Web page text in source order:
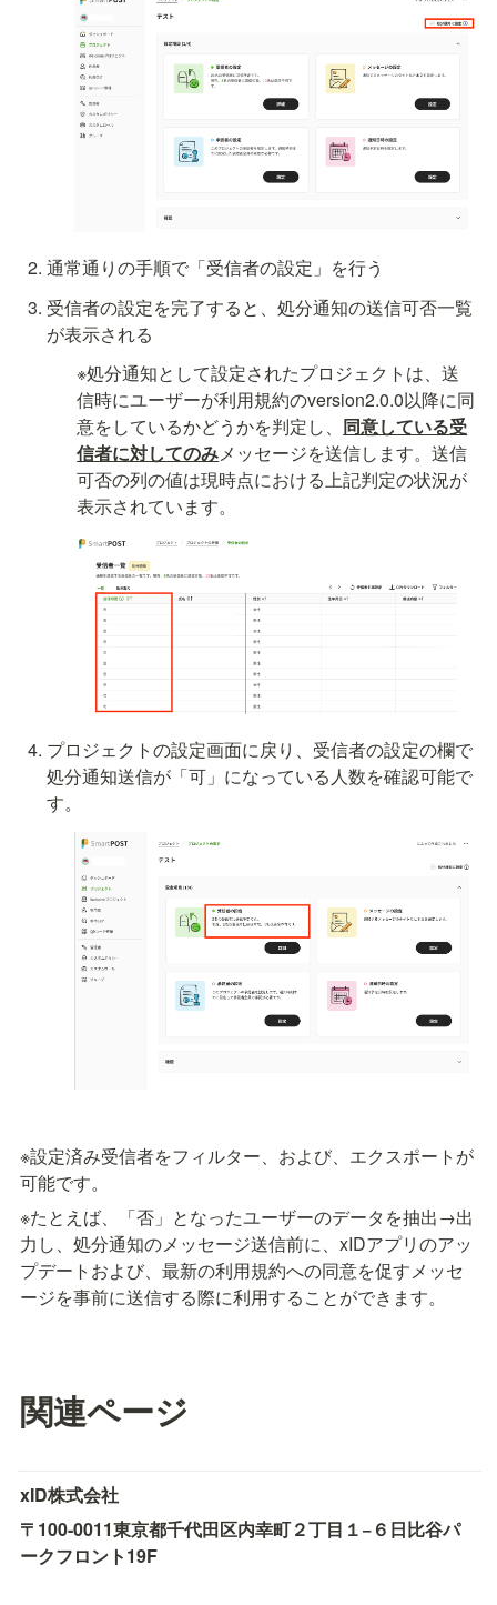
通常通りの手順で「受信者の設定」を行う
受信者の設定を完了すると、処分通知の送信可否一覧
が表示される
※処分通知として設定されたプロジェクトは、送
信時にユーザーが利用規約のversion2.0.0以降に同
意をしているかどうかを判定し、 同意している受
信者に対してのみメッセージを送信します。送信
可否の列の値は現時点における上記判定の状況が
表示されています。
プロジェクトの設定画面に戻り、受信者の設定の欄で
処分通知送信が「可」になっている人数を確認可能で
す。
※設定済み受信者をフィルター、および、エクスポートが
可能です。
※たとえば、「否」となったユーザーのデータを抽出→出
力し、処分通知のメッセージ送信前に、xIDアプリのアッ
プデートおよび、最新の利用規約への同意を促すメッセ
ージを事前に送信する際に利用することができます。
関連ページ
xID株式会社
〒100-0011東京都千代田区内幸町２丁目１−６ 日比谷パ
ークフロント19F